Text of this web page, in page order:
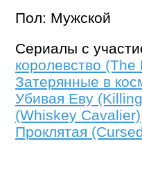
Пол: Мужской
Сериалы с
королевство
Затерянные в
Убивая Еву
(Whiskey Cavalier)
Проклятая